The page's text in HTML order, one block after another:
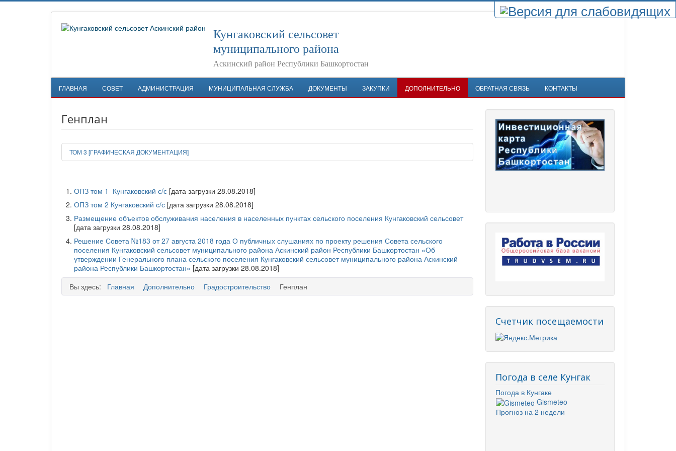
Кунгаковский сельсовет
муниципального района
Аскинский район Республики Башкортостан
ГЛАВНАЯ СОВЕТ АДМИНИСТРАЦИЯ МУНИЦИПАЛЬНАЯ СЛУЖБА ДОКУМЕНТЫ ЗАКУПКИ ДОПОЛНИТЕЛЬНО ОБРАТНАЯ СВЯЗЬ КОНТАКТЫ
Генплан
ТОМ 3 [ГРАФИЧЕСКАЯ ДОКУМЕНТАЦИЯ]
ОПЗ том 1 Кунгаковский с/с [дата загрузки 28.08.2018]
ОПЗ том 2 Кунгаковский с/с [дата загрузки 28.08.2018]
Размещение объектов обслуживания населения в населенных пунктах сельского поселения Кунгаковский сельсовет
[дата загрузки 28.08.2018]
Решение Совета №183 от 27 августа 2018 года О публичных слушаниях по проекту решения Совета сельского
поселения Кунгаковский сельсовет муниципального района Аскинский район Республики Башкортостан «Об
утверждении Генерального плана сельского поселения Кунгаковский сельсовет муниципального района Аскинский
района Республики Башкортостан» [дата загрузки 28.08.2018]
Вы здесь:
Главная Дополнительно Градостроительство Генплан
Счетчик посещаемости
Погода в селе Кунгак
Погода в Кунгаке
Gismeteo
Прогноз на 2 недели